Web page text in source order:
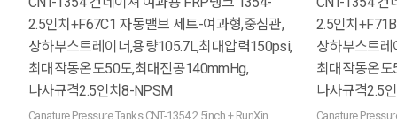
2.5인치+F67C1 자동밸브 세트-여과형,중심관,
상하부스트레이너,용량105.7L,최대압력150psi,
최대작동온도50도,최대진공140mmHg,
나사규격2.5인치8-NPSM
Canature Pressure Tanks CNT-1354 2.5inch + RunXin
2.5인치
상하부스트
최대작동온
나사규격2.5
Canature